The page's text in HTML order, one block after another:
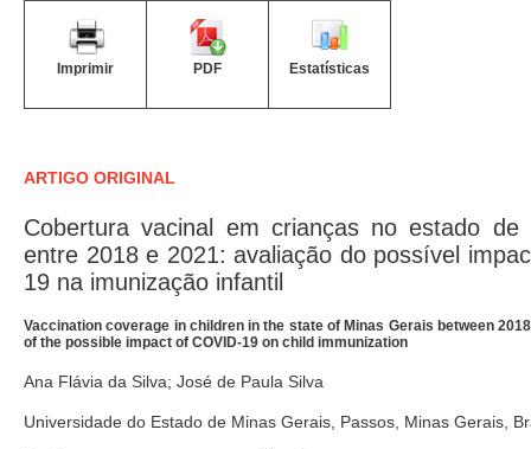
Imprimir PDF Estatísticas
ARTIGO ORIGINAL
Cobertura vacinal em crianças no estado de
entre 2018 e 2021: avaliação do possível
19 na imunização infantil
Vaccination coverage in children in the state of Minas Gerais between
of the possible impact of COVID-19 on child immunization
Ana Flávia da Silva; José de Paula Silva
Universidade do Estado de Minas Gerais, Passos, Minas Gerais,